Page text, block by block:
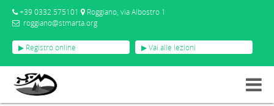
+39 0332.575101
Roggiano, via Albostro 1
roggiano@stmarta.org
▶ Registro online ▶ Vai alle lezioni
GALLERY